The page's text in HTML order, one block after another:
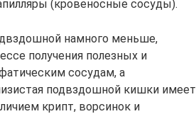
(кровеносные сосуды).
намного меньше,
получения полезных и
сосудам, а
подвздошной кишки имеет
крипт, ворсинок и